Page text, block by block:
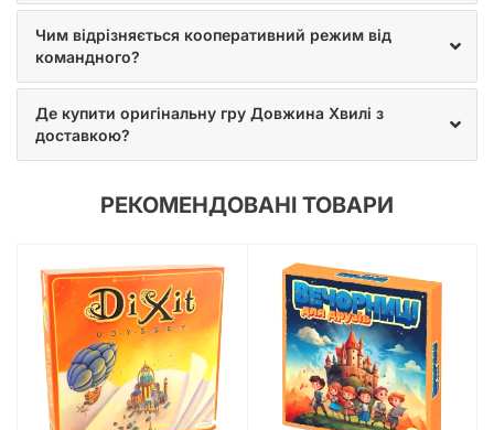
Чим відрізняється кооперативний режим від
командного?
Де купити оригінальну гру Довжина Хвилі з
доставкою?
РЕКОМЕНДОВАНІ ТОВАРИ